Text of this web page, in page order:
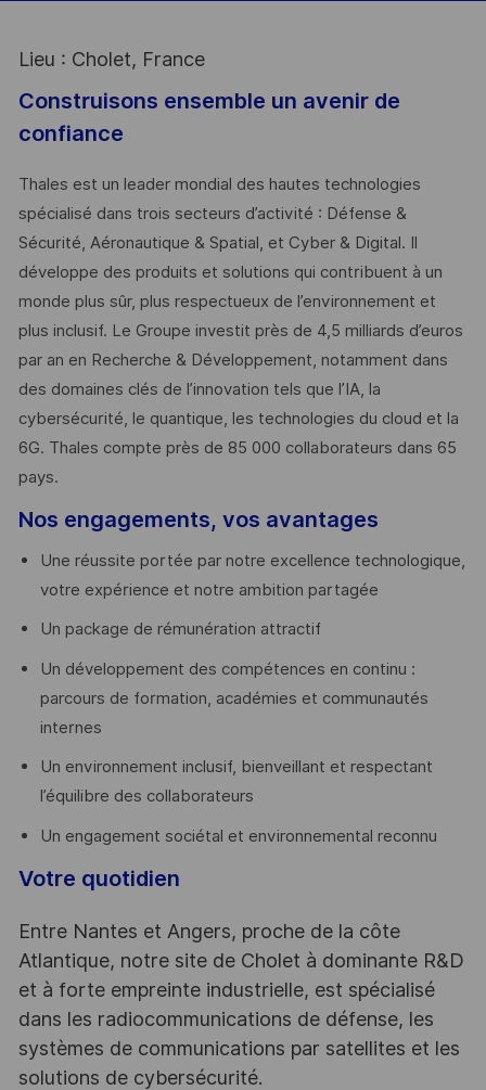
Lieu : Cholet, France
Construisons ensemble un avenir de
confiance
Thales est un leader mondial des hautes technologies
spécialisé dans trois secteurs d’activité : Défense &
Sécurité, Aéronautique & Spatial, et Cyber & Digital. Il
développe des produits et solutions qui contribuent à un
monde plus sûr, plus respectueux de l’environnement et
plus inclusif. Le Groupe investit près de 4,5 milliards d’euros
par an en Recherche & Développement, notamment dans
des domaines clés de l’innovation tels que l’IA, la
cybersécurité, le quantique, les technologies du cloud et la
6G. Thales compte près de 85 000 collaborateurs dans 65
pays. ​
Nos engagements, vos avantages
Une réussite portée par notre excellence technologique,
votre expérience et notre ambition partagée
Un package de rémunération attractif
Un développement des compétences en continu :
parcours de formation, académies et communautés
internes
Un environnement inclusif, bienveillant et respectant
l’équilibre des collaborateurs
Un engagement sociétal et environnemental reconnu
Votre quotidien
Entre Nantes et Angers, proche de la côte
Atlantique, notre site de Cholet à dominante R&D
et à forte empreinte industrielle, est spécialisé
dans les radiocommunications de défense, les
systèmes de communications par satellites et les
solutions de cybersécurité.